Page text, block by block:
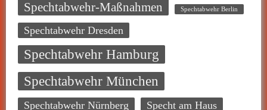
Spechtabwehr-Maßnahmen Spechtabwehr Berlin
Spechtabwehr Dresden
Spechtabwehr Hamburg
Spechtabwehr München
Spechtabwehr Nürnberg Specht am Haus